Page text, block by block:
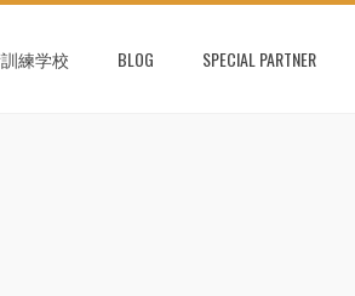
練学校 BLOG SPECIAL PARTNER